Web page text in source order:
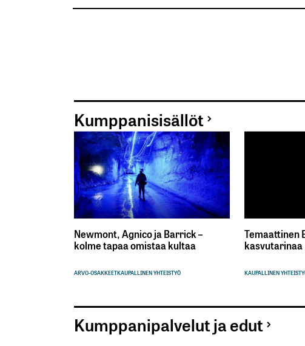
Kumppanisisällöt
Newmont, Agnico ja Barrick –
kolme tapaa omistaa kultaa
ARVO-OSAKKEETKAUPALLINEN YHTEISTYÖ
Temaattinen
kasvutarinaa
KAUPALLINEN
Kumppanipalvelut ja edut